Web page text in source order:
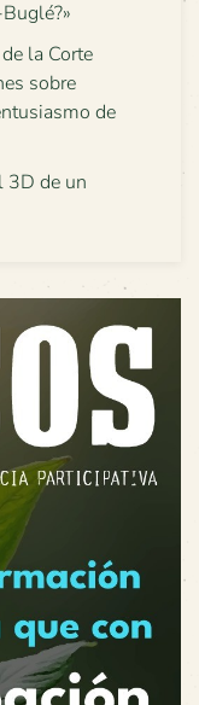
la Corte
sobre
de
3D de un